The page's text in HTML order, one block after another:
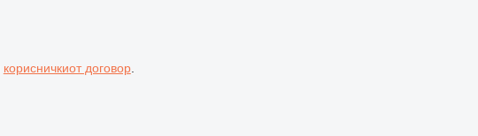
корисничкиот договор.